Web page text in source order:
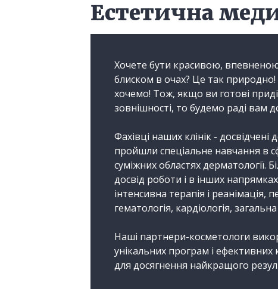
Естетична
Хочете бути красивою,
блиском в очах? Це так природно!
хочемо! Тож, якщо ви готові
зовнішності, то будемо раді вам
Фахівці наших клінік - досвідчені
пройшли спеціальне навчання в
суміжних областях дерматології.
досвід роботи і в інших
інтенсивна терапія і реанімація,
гематологія, кардіологія,
Наші партнери-косметологи
унікальних програм і ефективних
для досягнення найкращого